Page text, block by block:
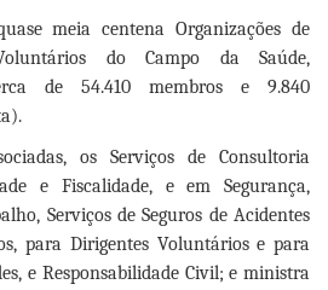
meia centena Organizações de
do Campo da Saúde,
de 54.410 membros e 9.840
os Serviços de Consultoria
e Fiscalidade, e em Segurança,
Serviços de Seguros de Acidentes
para Dirigentes Voluntários e para
e Responsabilidade Civil; e ministra